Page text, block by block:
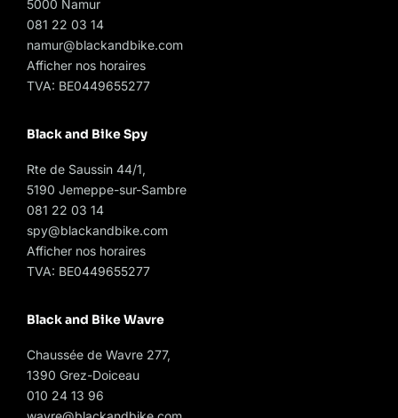
5000 Namur
081 22 03 14
namur@blackandbike.com
Afficher nos horaires
TVA: BE0449655277
Black and Bike Spy
Rte de Saussin 44/1,
5190 Jemeppe-sur-Sambre
081 22 03 14
spy@blackandbike.com
Afficher nos horaires
TVA: BE0449655277
Black and Bike Wavre
Chaussée de Wavre 277,
1390 Grez-Doiceau
010 24 13 96